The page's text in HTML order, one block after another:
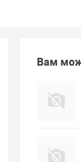
Вам